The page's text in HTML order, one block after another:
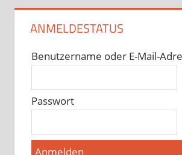
ANMELDESTATUS
Benutzername oder E-Mail-
Passwort